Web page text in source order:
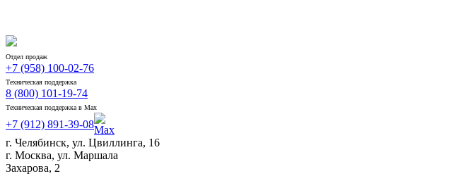
Отдел продаж
+7 (958) 100-02-76
Техническая поддержка
8 (800) 101-19-74
Техническая поддержка в Max
+7 (912) 891-39-08
г. Челябинск, ул. Цвиллинга, 16
г. Москва, ул. Маршала
Захарова, 2